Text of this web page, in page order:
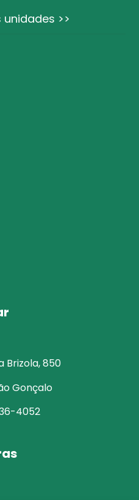
>>
Brizola, 850
Gonçalo
4052